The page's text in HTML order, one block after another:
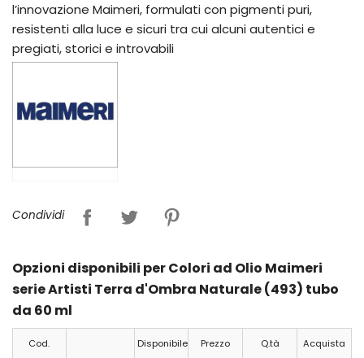
l’innovazione Maimeri, formulati con pigmenti puri,
resistenti alla luce e sicuri tra cui alcuni autentici e
pregiati, storici e introvabili
Condividi
Opzioni disponibili per Colori ad Olio Maimeri
serie Artisti Terra d'Ombra Naturale (493) tubo
da 60 ml
Cod. Disponibile Prezzo Q.tà Acquista